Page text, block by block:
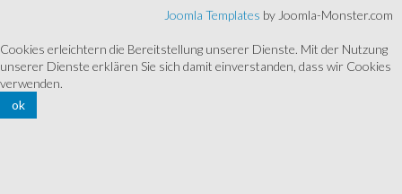
Joomla Templates by Joomla-Monster.com
Cookies erleichtern die Bereitstellung unserer Dienste. Mit der Nutzung
unserer Dienste erklären Sie sich damit einverstanden, dass wir Cookies
verwenden.
ok